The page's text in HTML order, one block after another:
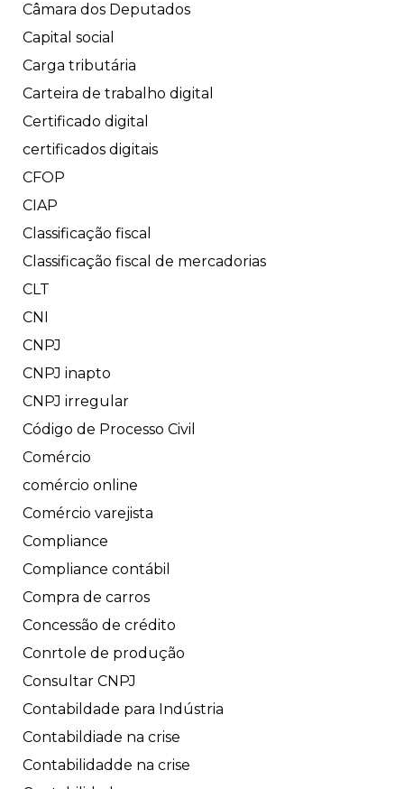
Câmara dos Deputados
Capital social
Carga tributária
Carteira de trabalho digital
Certificado digital
certificados digitais
CFOP
CIAP
Classificação fiscal
Classificação fiscal de mercadorias
CLT
CNI
CNPJ
CNPJ inapto
CNPJ irregular
Código de Processo Civil
Comércio
comércio online
Comércio varejista
Compliance
Compliance contábil
Compra de carros
Concessão de crédito
Conrtole de produção
Consultar CNPJ
Contabildade para Indústria
Contabildiade na crise
Contabilidadde na crise